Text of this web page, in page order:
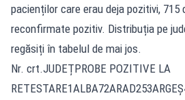
pacienților care erau deja pozitivi, 715
reconfirmate pozitiv. Distribuția pe
regăsiți în tabelul de mai jos.
Nr. crt.JUDEȚPROBE POZITIVE LA